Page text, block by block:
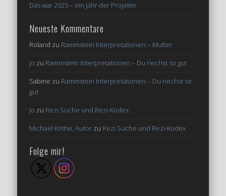
Das war 2025 – ein Jahr der Projekte
Neueste Kommentare
Roland zu Rammstein Interpretationen – Mutter
Jo zu Rammstein Interpretationen – Du riechst so gut
Sabine zu Rammstein Interpretationen – Du riechst so
gut
Jo zu Rezi Suche und Rezi-Kodex
Michael Kothe, Autor zu Rezi Suche und Rezi-Kodex
Folge mir!